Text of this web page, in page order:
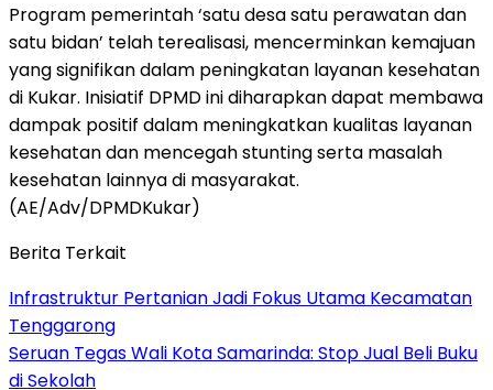
Program pemerintah ‘satu desa satu perawatan dan
satu bidan’ telah terealisasi, mencerminkan kemajuan
yang signifikan dalam peningkatan layanan kesehatan
di Kukar. Inisiatif DPMD ini diharapkan dapat membawa
dampak positif dalam meningkatkan kualitas layanan
kesehatan dan mencegah stunting serta masalah
kesehatan lainnya di masyarakat.
(AE/Adv/DPMDKukar)
Berita Terkait
Infrastruktur Pertanian Jadi Fokus Utama Kecamatan
Tenggarong
Seruan Tegas Wali Kota Samarinda: Stop Jual Beli Buku
di Sekolah